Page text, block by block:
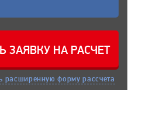
расширенную форму рассчета